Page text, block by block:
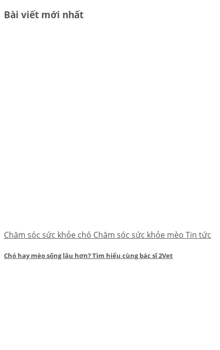
Bài viết mới nhất
Chăm sóc sức khỏe chó Chăm sóc sức khỏe mèo Tin tức
Chó hay mèo sống lâu hơn? Tìm hiểu cùng bác sĩ 2Vet